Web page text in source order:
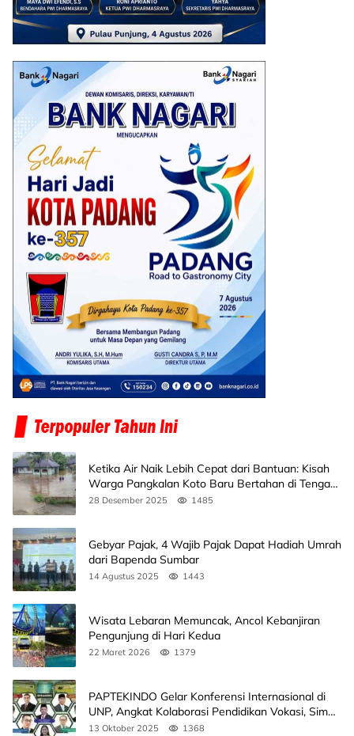
Ketika Air Naik Lebih Cepat dari Bantuan: Kisah
Warga Pangkalan Koto Baru Bertahan di Tengah
Banjir
28 Desember 2025 1485
Gebyar Pajak, 4 Wajib Pajak Dapat Hadiah Umrah
dari Bapenda Sumbar
14 Agustus 2025 1443
Wisata Lebaran Memuncak, Ancol Kebanjiran
Pengunjung di Hari Kedua
22 Maret 2026 1379
PAPTEKINDO Gelar Konferensi Internasional di
UNP, Angkat Kolaborasi Pendidikan Vokasi, Simak
Agendanya
13 Oktober 2025 1368